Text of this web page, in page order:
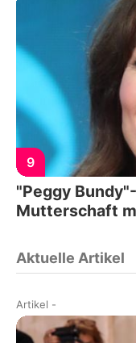
9
"Peggy
Mutterschaft
Aktuelle Artikel
Artikel -